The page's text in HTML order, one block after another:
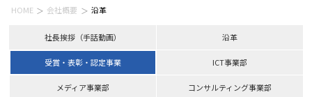
HOME 会社概要 沿革
社長挨拶（手話動画） 沿革
受賞・表彰・認定事業 ICT事業部
メディア事業部 コンサルティング事業部